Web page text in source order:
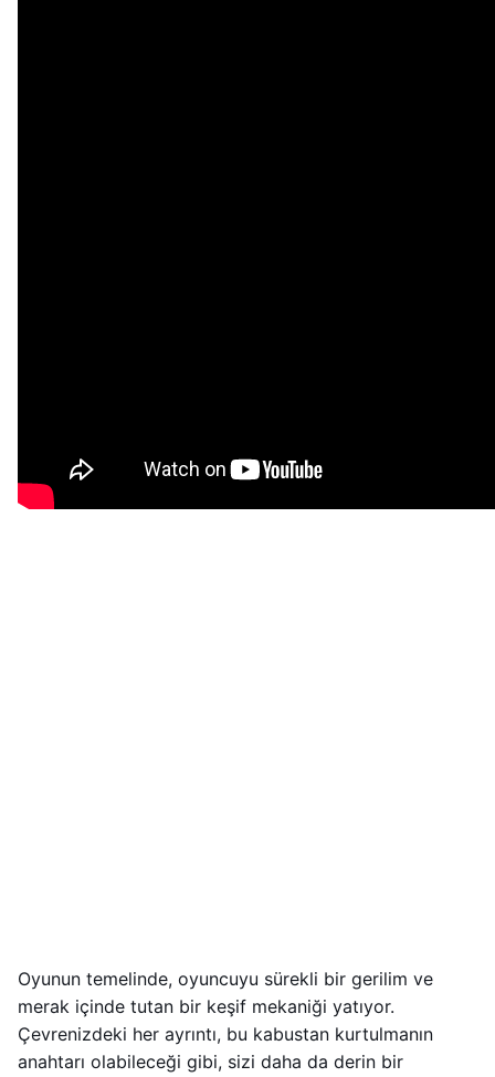
Oyunun temelinde, oyuncuyu sürekli bir gerilim ve
merak içinde tutan bir keşif mekaniği yatıyor.
Çevrenizdeki her ayrıntı, bu kabustan kurtulmanın
anahtarı olabileceği gibi, sizi daha da derin bir